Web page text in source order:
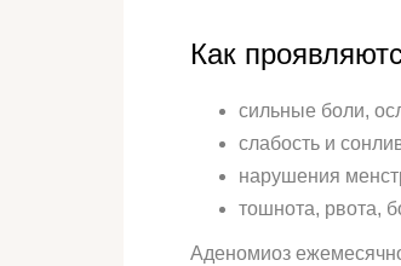
Как
сильные боли,
слабость и
нарушения
тошнота, рвота,
Аденомиоз